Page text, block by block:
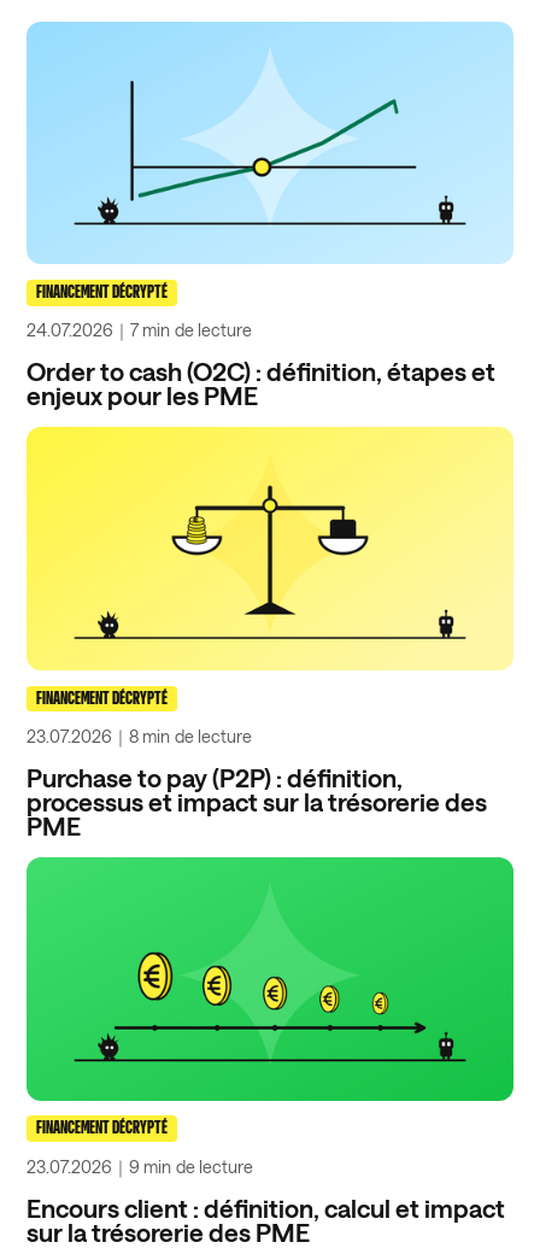
FINANCEMENT DÉCRYPTÉ
24.07.2026 ｜7 min de lecture
Order to cash (O2C) : définition, étapes et
enjeux pour les PME
FINANCEMENT DÉCRYPTÉ
23.07.2026 ｜8 min de lecture
Purchase to pay (P2P) : définition,
processus et impact sur la trésorerie des
PME
FINANCEMENT DÉCRYPTÉ
23.07.2026 ｜9 min de lecture
Encours client : définition, calcul et impact
sur la trésorerie des PME